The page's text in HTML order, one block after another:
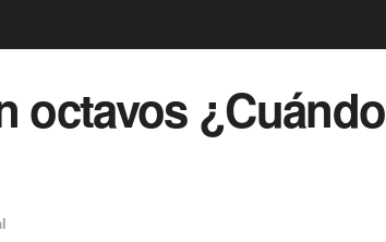
octavos ¿Cuándo